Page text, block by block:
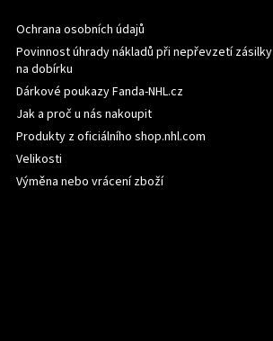
Ochrana osobních údajů
Povinnost úhrady nákladů při nepřevzetí zásilky
na dobírku
Dárkové poukazy Fanda-NHL.cz
Jak a proč u nás nakoupit
Produkty z oficiálního shop.nhl.com
Velikosti
Výměna nebo vrácení zboží